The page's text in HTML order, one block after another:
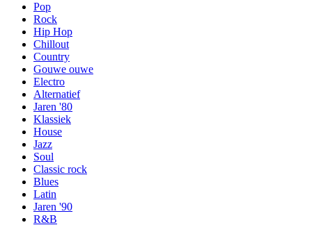
Pop
Rock
Hip Hop
Chillout
Country
Gouwe ouwe
Electro
Alternatief
Jaren '80
Klassiek
House
Jazz
Soul
Classic rock
Blues
Latin
Jaren '90
R&B